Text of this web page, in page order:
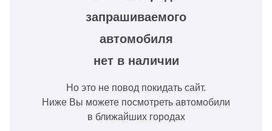
запрашиваемого
автомобиля
нет в наличии
Но это не повод покидать сайт.
Ниже Вы можете посмотреть автомобили
в ближайших городах